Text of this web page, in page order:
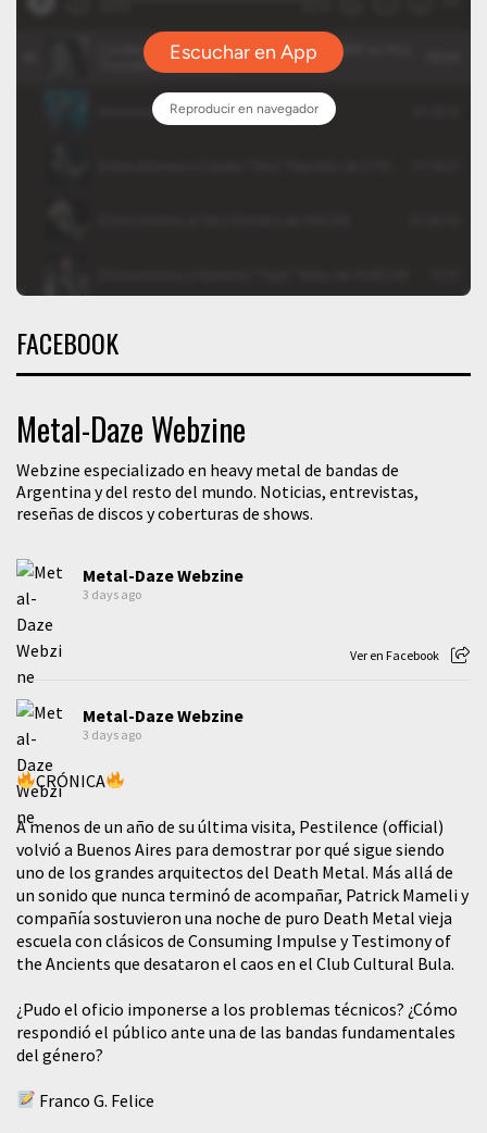
FACEBOOK
Metal-Daze Webzine
Webzine especializado en heavy metal de bandas de
Argentina y del resto del mundo. Noticias, entrevistas,
reseñas de discos y coberturas de shows.
Metal-Daze Webzine
3 days ago
Ver en Facebook
Metal-Daze Webzine
3 days ago
CRÓNICA
A menos de un año de su última visita, Pestilence (official)
volvió a Buenos Aires para demostrar por qué sigue siendo
uno de los grandes arquitectos del Death Metal. Más allá de
un sonido que nunca terminó de acompañar, Patrick Mameli y
compañía sostuvieron una noche de puro Death Metal vieja
escuela con clásicos de Consuming Impulse y Testimony of
the Ancients que desataron el caos en el Club Cultural Bula.
¿Pudo el oficio imponerse a los problemas técnicos? ¿Cómo
respondió el público ante una de las bandas fundamentales
del género?
Franco G. Felice